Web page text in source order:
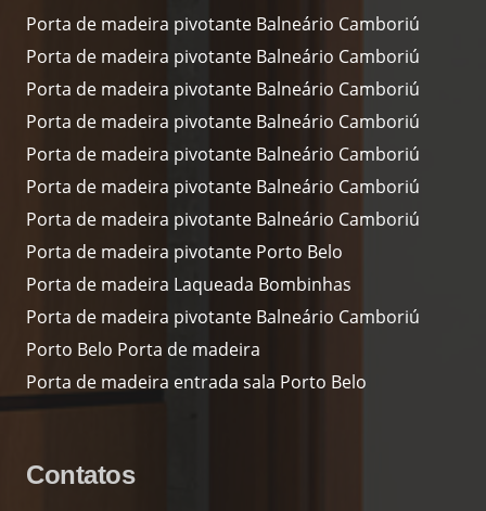
Porta de madeira pivotante Balneário Camboriú
Porta de madeira pivotante Balneário Camboriú
Porta de madeira pivotante Balneário Camboriú
Porta de madeira pivotante Balneário Camboriú
Porta de madeira pivotante Balneário Camboriú
Porta de madeira pivotante Balneário Camboriú
Porta de madeira pivotante Balneário Camboriú
Porta de madeira pivotante Porto Belo
Porta de madeira Laqueada Bombinhas
Porta de madeira pivotante Balneário Camboriú
Porto Belo Porta de madeira
Porta de madeira entrada sala Porto Belo
Contatos